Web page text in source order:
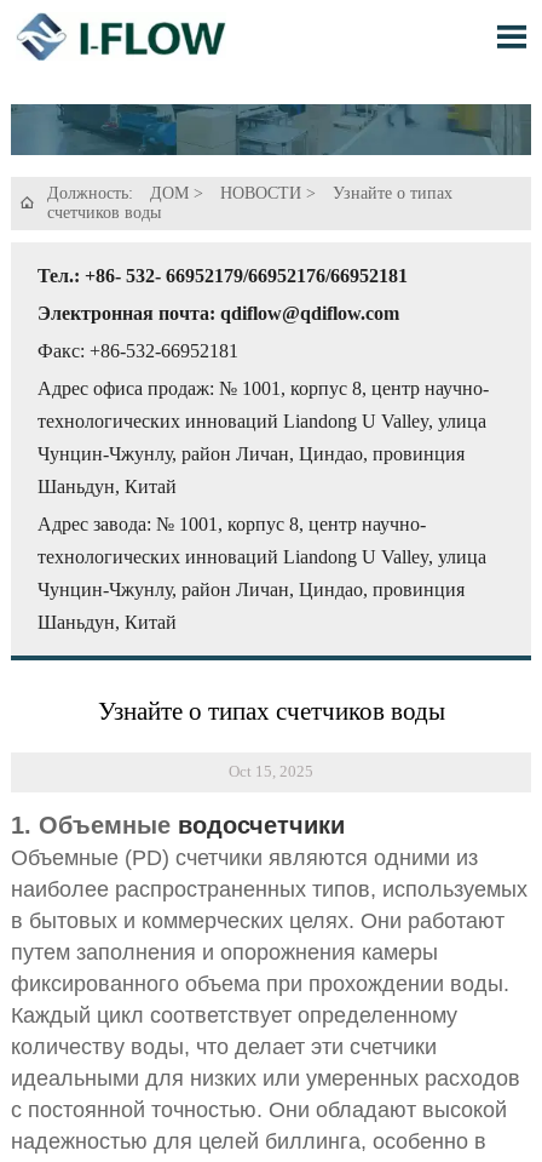


Должность: ДОМ> НОВОСТИ>
Узнайте о типах
счетчиков воды
Тел.: +86- 532- 66952179/66952176/66952181
Электронная почта: qdiflow@qdiflow.com
Факс: +86-532-66952181
Адрес офиса продаж: № 1001, корпус 8, центр научно-
технологических инноваций Liandong U Valley, улица
Чунцин-Чжунлу, район Личан, Циндао, провинция
Шаньдун, Китай
Адрес завода: № 1001, корпус 8, центр научно-
технологических инноваций Liandong U Valley, улица
Чунцин-Чжунлу, район Личан, Циндао, провинция
Шаньдун, Китай
Узнайте о типах счетчиков воды
Oct 15, 2025
1. Объемные водосчетчики
Объемные (PD) счетчики являются одними из
наиболее распространенных типов, используемых
в бытовых и коммерческих целях. Они работают
путем заполнения и опорожнения камеры
фиксированного объема при прохождении воды.
Каждый цикл соответствует определенному
количеству воды, что делает эти счетчики
идеальными для низких или умеренных расходов
с постоянной точностью. Они обладают высокой
надежностью для целей биллинга, особенно в